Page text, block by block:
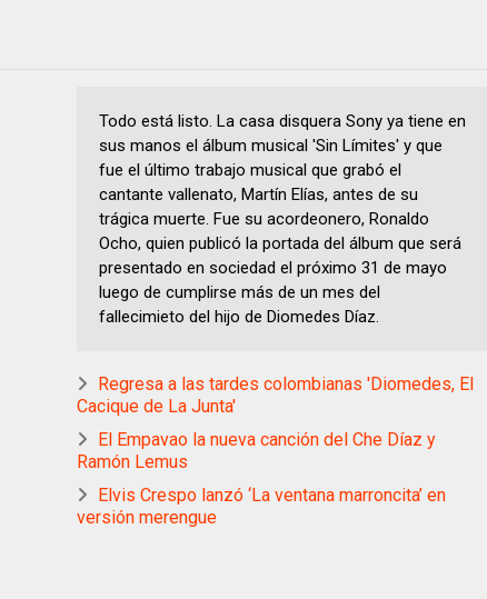
Todo está listo. La casa disquera Sony ya tiene en
sus manos el álbum musical 'Sin Límites' y que
fue el último trabajo musical que grabó el
cantante vallenato, Martín Elías, antes de su
trágica muerte. Fue su acordeonero, Ronaldo
Ocho, quien publicó la portada del álbum que será
presentado en sociedad el próximo 31 de mayo
luego de cumplirse más de un mes del
fallecimieto del hijo de Diomedes Díaz.
Regresa a las tardes colombianas 'Diomedes, El
Cacique de La Junta'
El Empavao la nueva canción del Che Díaz y
Ramón Lemus
Elvis Crespo lanzó ‘La ventana marroncita’ en
versión merengue